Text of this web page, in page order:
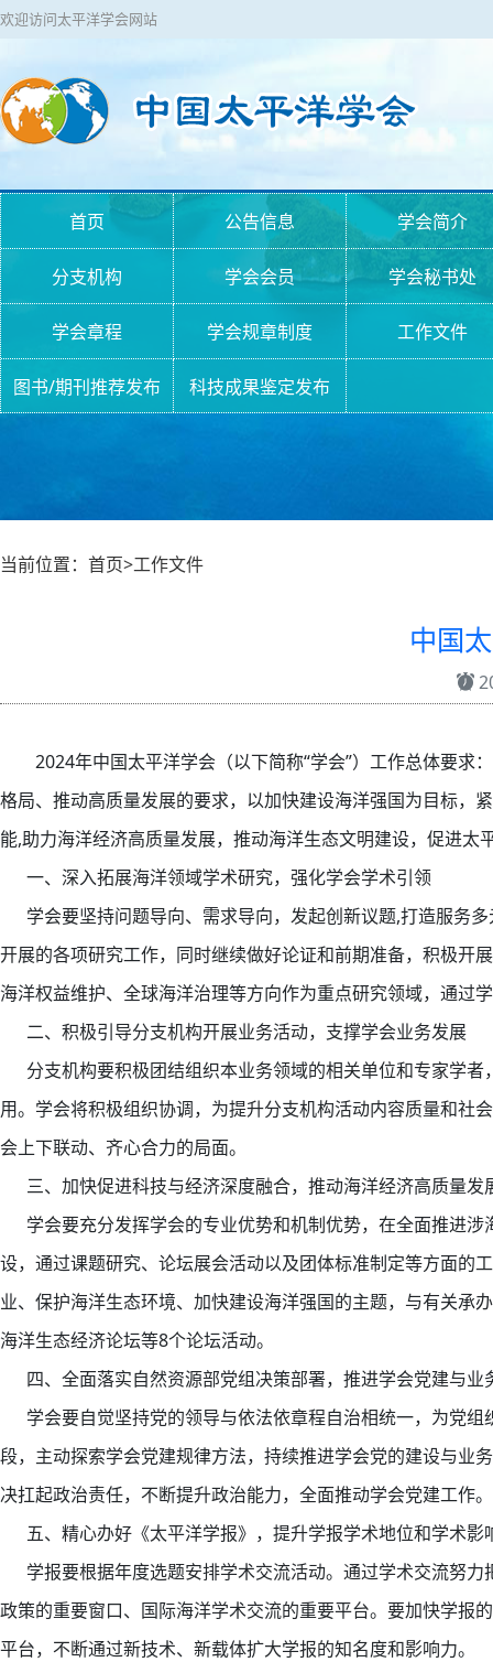
欢迎访问太平洋学会网站
首页 公告信息 学会简介
分支机构 学会会员 学会秘书处
学会章程 学会规章制度 工作文件
图书/期刊推荐发布 科技成果鉴定发布
当前位置：首页>工作文件
中国
2024年中国太平洋学会（以下简称“学会”）工作总体要
格局、推动高质量发展的要求，以加快建设海洋强国为目标，
能,助力海洋经济高质量发展，推动海洋生态文明建设，促进
一、深入拓展海洋领域学术研究，强化学会学术引领
学会要坚持问题导向、需求导向，发起创新议题,打造服务
开展的各项研究工作，同时继续做好论证和前期准备，积极开
海洋权益维护、全球海洋治理等方向作为重点研究领域，通过
二、积极引导分支机构开展业务活动，支撑学会业务发展
分支机构要积极团结组织本业务领域的相关单位和专家学者
用。学会将积极组织协调，为提升分支机构活动内容质量和社
会上下联动、齐心合力的局面。
三、加快促进科技与经济深度融合，推动海洋经济高质量发
学会要充分发挥学会的专业优势和机制优势，在全面推进涉
设，通过课题研究、论坛展会活动以及团体标准制定等方面的
业、保护海洋生态环境、加快建设海洋强国的主题，与有关承
海洋生态经济论坛等8个论坛活动。
四、全面落实自然资源部党组决策部署，推进学会党建与业
学会要自觉坚持党的领导与依法依章程自治相统一，为党组
段，主动探索学会党建规律方法，持续推进学会党的建设与业
决扛起政治责任，不断提升政治能力，全面推动学会党建工作。
五、精心办好《太平洋学报》，提升学报学术地位和学术影
学报要根据年度选题安排学术交流活动。通过学术交流努力
政策的重要窗口、国际海洋学术交流的重要平台。要加快学报
平台，不断通过新技术、新载体扩大学报的知名度和影响力。